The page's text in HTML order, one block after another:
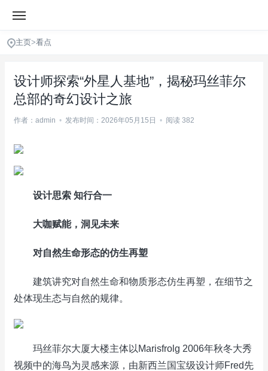
主页>看点
设计师探索“外星人基地”，揭秘玛丝菲尔
总部的奇幻设计之旅
作者：admin • 发布时间：2026年05月15日 • 阅读 382
设计思索 知行合一
大咖赋能，洞见未来
对自然生命形态的仿生再塑
建筑讲究对自然生命和物质形态仿生再塑，在细节之
处体现生态与自然的规律。
玛丝菲尔大厦大楼主体以Marisfrolg 2006年秋冬大秀
视频中的海鸟为灵感来源，由新西兰国宝级设计师Fred先